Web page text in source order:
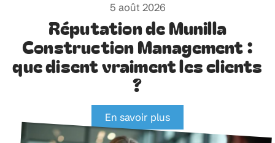
5 août 2026
Réputation de Munilla
Construction Management :
que disent vraiment les clients
?
En savoir plus